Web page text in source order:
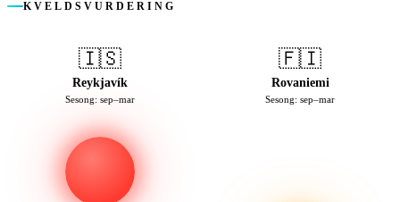
KVELDSVURDERING
🇮🇸
Reykjavík
Sesong: sep–mar
🇫🇮
Rovaniemi
Sesong: sep–mar